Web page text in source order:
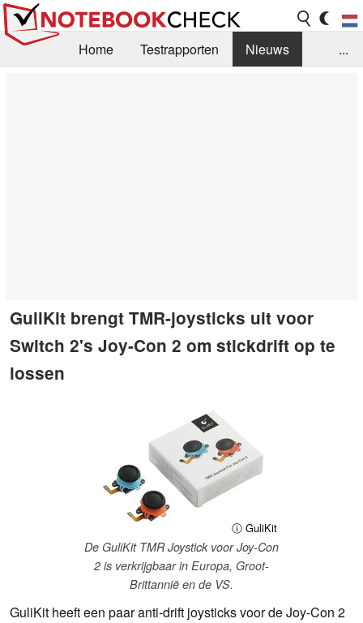
Home Testrapporten
Nieuws
...
GuliKit brengt TMR-joysticks uit voor
Switch 2's Joy-Con 2 om stickdrift op te
lossen
ⓘ GuliKit
De GuliKit TMR Joystick voor Joy-Con
2 is verkrijgbaar in Europa, Groot-
Brittannië en de VS.
GuliKit heeft een paar anti-drift joysticks voor de Joy-Con 2